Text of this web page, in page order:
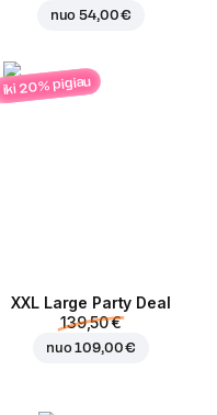
nuo54,00 €
iki 20% pigiau
XXL Large Party Deal
139,50 €
nuo109,00 €